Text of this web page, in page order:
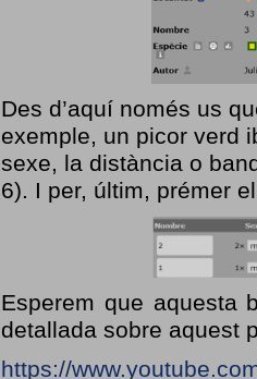
Des d’aquí només us
exemple, un picor verd
sexe, la distància o
6). I per, últim, prémer
Esperem que aquesta
detallada sobre aquest
https://